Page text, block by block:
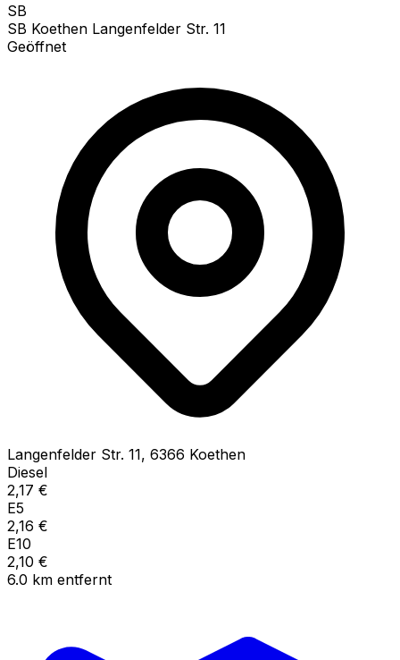
SB
SB Koethen Langenfelder Str. 11
Geöffnet
Langenfelder Str. 11, 6366 Koethen
Diesel
2,17 €
E5
2,16 €
E10
2,10 €
6.0 km entfernt